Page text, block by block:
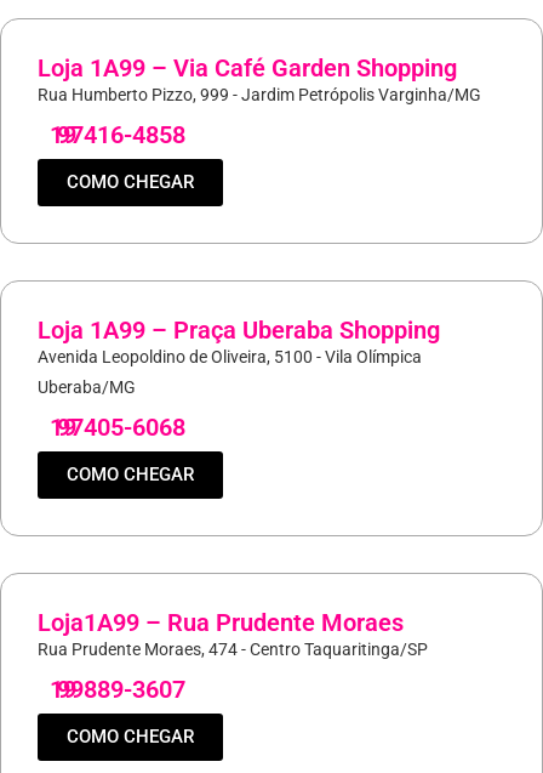
Loja 1A99 – Via Café Garden Shopping
Rua Humberto Pizzo, 999 - Jardim Petrópolis Varginha/MG
19
97416-4858
COMO CHEGAR
Loja 1A99 – Praça Uberaba Shopping
Avenida Leopoldino de Oliveira, 5100 - Vila Olímpica
Uberaba/MG
19
97405-6068
COMO CHEGAR
Loja1A99 – Rua Prudente Moraes
Rua Prudente Moraes, 474 - Centro Taquaritinga/SP
19
99889-3607
COMO CHEGAR